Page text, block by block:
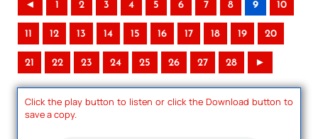
◄ 1 2 3 4 5 6 7 8 9 10
11 12 13 14 15 16 17 18 19 20
21 22 23 24 25 26 27 28 ►
Click the play button to listen or click the Download button to
save a copy.